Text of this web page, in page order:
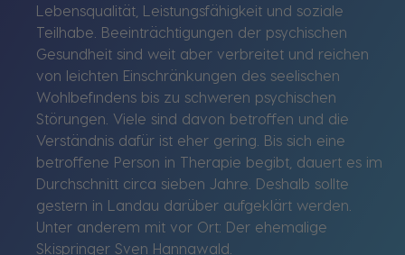
Lebensqualität, Leistungsfähigkeit und soziale
Teilhabe. Beeinträchtigungen der psychischen
Gesundheit sind weit aber verbreitet und reichen
von leichten Einschränkungen des seelischen
Wohlbefindens bis zu schweren psychischen
Störungen. Viele sind davon betroffen und die
Verständnis dafür ist eher gering. Bis sich eine
betroffene Person in Therapie begibt, dauert es im
Durchschnitt circa sieben Jahre. Deshalb sollte
gestern in Landau darüber aufgeklärt werden.
Unter anderem mit vor Ort: Der ehemalige
Skispringer Sven Hannawald.